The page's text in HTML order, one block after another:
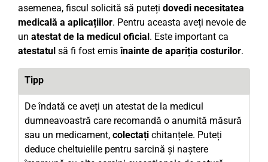
asemenea, fiscul solicită să puteți dovedi necesitatea
medicală a aplicațiilor. Pentru aceasta aveți nevoie de
un atestat de la medicul oficial. Este important ca
atestatul să fi fost emisînainte de apariția costurilor.
Tipp
De îndată ce aveți un atestat de la medicul
dumneavoastră care recomandă o anumită măsură
sau un medicament, colectați chitanțele. Puteți
deduce cheltuielile pentru sarcină și naștere